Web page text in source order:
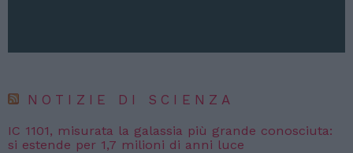
NOTIZIE DI SCIENZA
IC 1101, misurata la galassia più grande conosciuta:
si estende per 1,7 milioni di anni luce